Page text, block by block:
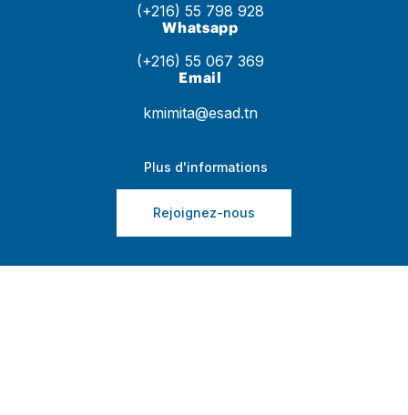
(+216) 55 798 928
Whatsapp
(+216) 55 067 369
Email
kmimita@esad.tn
Plus d'informations
Rejoignez-nous